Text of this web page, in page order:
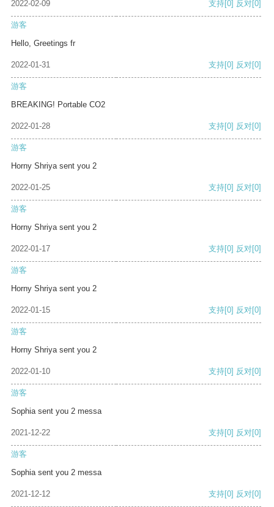
2022-02-09 支持[0] 反对[0]
游客
Hello, Greetings fr
2022-01-31 支持[0] 反对[0]
游客
BREAKING! Portable CO2
2022-01-28 支持[0] 反对[0]
游客
Horny Shriya sent you 2
2022-01-25 支持[0] 反对[0]
游客
Horny Shriya sent you 2
2022-01-17 支持[0] 反对[0]
游客
Horny Shriya sent you 2
2022-01-15 支持[0] 反对[0]
游客
Horny Shriya sent you 2
2022-01-10 支持[0] 反对[0]
游客
Sophia sent you 2 messa
2021-12-22 支持[0] 反对[0]
游客
Sophia sent you 2 messa
2021-12-12 支持[0] 反对[0]